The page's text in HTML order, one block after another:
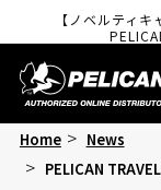
コンテンツに進
【ノベルティ
Home
News
PELICAN